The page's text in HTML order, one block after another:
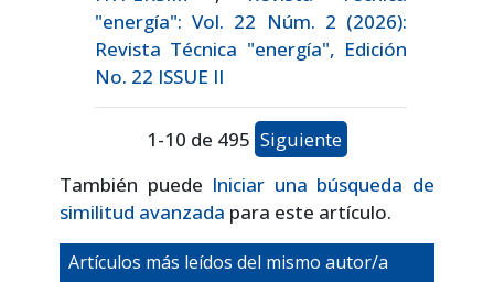
"energía": Vol. 22 Núm. 2 (2026):
Revista Técnica "energía", Edición
No. 22 ISSUE II
1-10 de 495 Siguiente
También puede Iniciar una búsqueda de
similitud avanzada para este artículo.
Artículos más leídos del mismo autor/a